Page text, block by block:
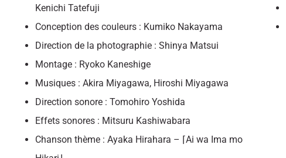
Kenichi Tatefuji
Conception des couleurs : Kumiko Nakayama
Direction de la photographie : Shinya Matsui
Montage : Ryoko Kaneshige
Musiques : Akira Miyagawa, Hiroshi Miyagawa
Direction sonore : Tomohiro Yoshida
Effets sonores : Mitsuru Kashiwabara
Chanson thème : Ayaka Hirahara – ⌈Ai wa Ima mo